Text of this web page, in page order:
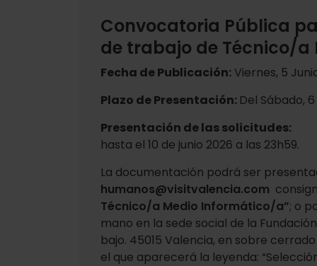
Convocatoria Pública
de trabajo de Técnico/
Fecha de Publicación: Viernes, 5
Plazo de Presentación: Del Sábado,
Presentación de las solicitudes:
hasta el 10 de junio 2026 a las 23h59.
La documentación podrá ser
humanos@visitvalencia.com
Técnico/a Medio Informático/a”; o
mano en la sede social de la
bajo. 45015 Valencia, en sobre
el que aparecerá la leyenda: